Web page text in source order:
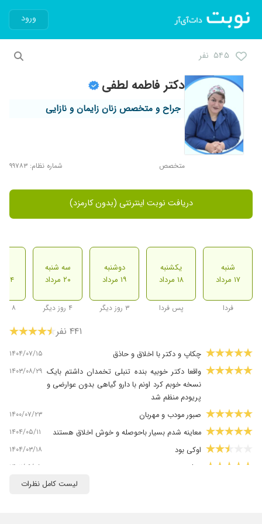
ورود
۵۴۵ نفر
دکتر فاطمه لطفی
جراح و متخصص زنان زایمان و نازایی
متخصص شماره نظام: ۹۹۷۸۳
دریافت نوبت اینترنتی (بدون کارمزد)
شنبه
۱۷ مرداد
فردا
یکشنبه
۱۸ مرداد
پس فردا
دوشنبه
۱۹ مرداد
۳ روز دیگر
سه شنبه
۲۰ مرداد
۴ روز دیگر
۲۴ مرداد
۸ روز دیگر
۴۴۱ نفر
چکاپ و دکتر با اخلاق و حاذق ۱۴۰۴/۰۷/۱۵
واقعا دکتر خوبیه بنده تنبلی تخمدان داشتم بایک
نسخه خوبم کرد اونم با دارو گیاهی بدون عوارضی و
پریودم منظم شد
۱۴۰۳/۰۸/۲۹
صبور مودب و مهربان ۱۴۰۰/۰۷/۲۳
معاینه شدم بسیار باحوصله و خوش اخلاق هستند ۱۴۰۴/۰۵/۱۱
اوکی بود ۱۴۰۴/۰۳/۱۸
عمل زیب ۱۴۰۲/۰۹/۰۵
واقعا عالی یه دکتربی نهایت خوش برخورد ۱۳۹۹/۰۴/۰۸
لیست کامل نظرات